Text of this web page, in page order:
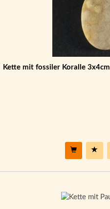
Kette mit fossiler Koralle 3x4cm